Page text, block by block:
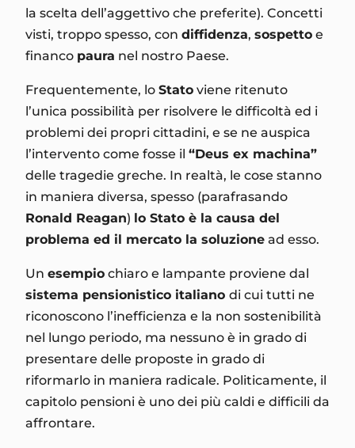
la scelta dell’aggettivo che preferite). Concetti
visti, troppo spesso, con diffidenza, sospetto e
financo paura nel nostro Paese.
Frequentemente, lo Stato viene ritenuto
l’unica possibilità per risolvere le difficoltà ed i
problemi dei propri cittadini, e se ne auspica
l’intervento come fosse il “Deus ex machina”
delle tragedie greche. In realtà, le cose stanno
in maniera diversa, spesso (parafrasando
Ronald Reagan) lo Stato è la causa del
problema ed il mercato la soluzione ad esso.
Un esempio chiaro e lampante proviene dal
sistema pensionistico italiano di cui tutti ne
riconoscono l’inefficienza e la non sostenibilità
nel lungo periodo, ma nessuno è in grado di
presentare delle proposte in grado di
riformarlo in maniera radicale. Politicamente, il
capitolo pensioni è uno dei più caldi e difficili da
affrontare.